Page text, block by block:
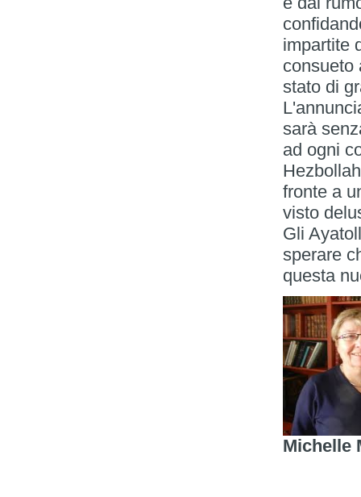
impartite
consueto
stato di
sarà
ad ogni
fronte a
visto
Gli
sperare
questa
Michelle